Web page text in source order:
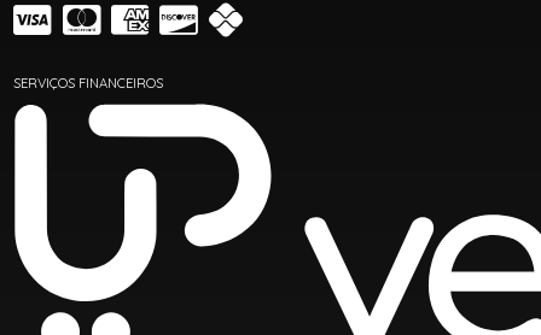
SERVIÇOS FINANCEIROS